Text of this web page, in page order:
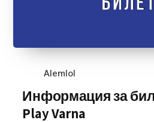
Alemlol
Информация за
Play Varna